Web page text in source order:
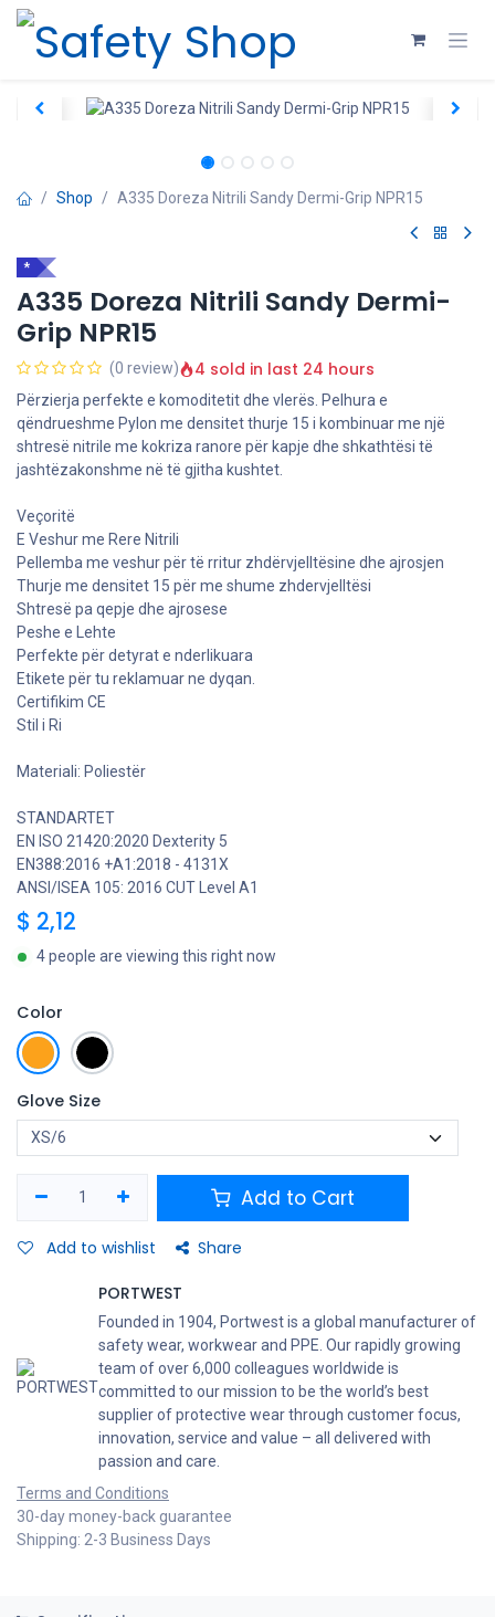
Skip to Content
Shop A335 Doreza Nitrili Sandy Dermi-Grip NPR15
*
A335 Doreza Nitrili Sandy Dermi-
Grip NPR15
(0 review) 4 sold in last 24 hours
Përzierja perfekte e komoditetit dhe vlerës. Pelhura e
qëndrueshme Pylon me densitet thurje 15 i kombinuar me një
shtresë nitrile me kokriza ranore për kapje dhe shkathtësi të
jashtëzakonshme në të gjitha kushtet.
Veçoritë
E Veshur me Rere Nitrili
Pellemba me veshur për të rritur zhdërvjelltësine dhe ajrosjen
Thurje me densitet 15 për me shume zhdervjelltësi
Shtresë pa qepje dhe ajrosese
Peshe e Lehte
Perfekte për detyrat e nderlikuara
Etikete për tu reklamuar ne dyqan.
Certifikim CE
Stil i Ri
Materiali: Poliestër
STANDARTET
EN ISO 21420:2020 Dexterity 5
EN388:2016 +A1:2018 - 4131X
ANSI/ISEA 105: 2016 CUT Level A1
$ 2,12
4 people are viewing this right now
Color
Glove Size
Add to Cart
Add to wishlist Share
PORTWEST
Founded in 1904, Portwest is a global manufacturer of
safety wear, workwear and PPE. Our rapidly growing
team of over 6,000 colleagues worldwide is
committed to our mission to be the world’s best
supplier of protective wear through customer focus,
innovation, service and value – all delivered with
passion and care.
Terms and Conditions
30-day money-back guarantee
Shipping: 2-3 Business Days